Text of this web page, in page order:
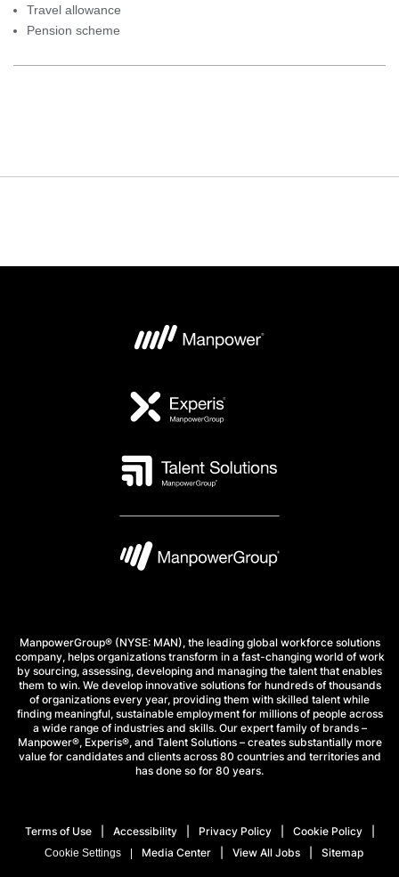
Travel allowance
Pension scheme
ManpowerGroup® (NYSE: MAN), the leading global workforce solutions
company, helps organizations transform in a fast-changing world of work
by sourcing, assessing, developing and managing the talent that enables
them to win. We develop innovative solutions for hundreds of thousands
of organizations every year, providing them with skilled talent while
finding meaningful, sustainable employment for millions of people across
a wide range of industries and skills. Our expert family of brands –
Manpower®, Experis®, and Talent Solutions – creates substantially more
value for candidates and clients across 80 countries and territories and
has done so for 80 years.
Terms of Use Accessibility Privacy Policy Cookie Policy
Cookie Settings Media Center View All Jobs Sitemap